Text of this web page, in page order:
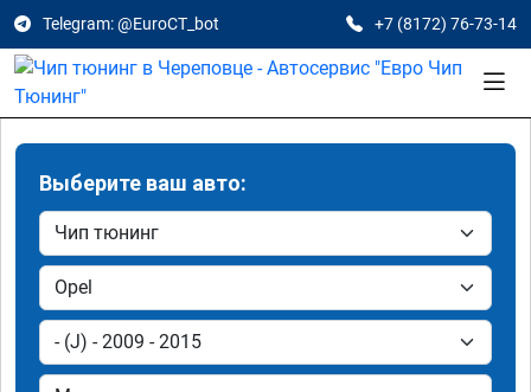
Telegram: @EuroCT_bot +7 (8172) 76-73-14
Выберите ваш авто: